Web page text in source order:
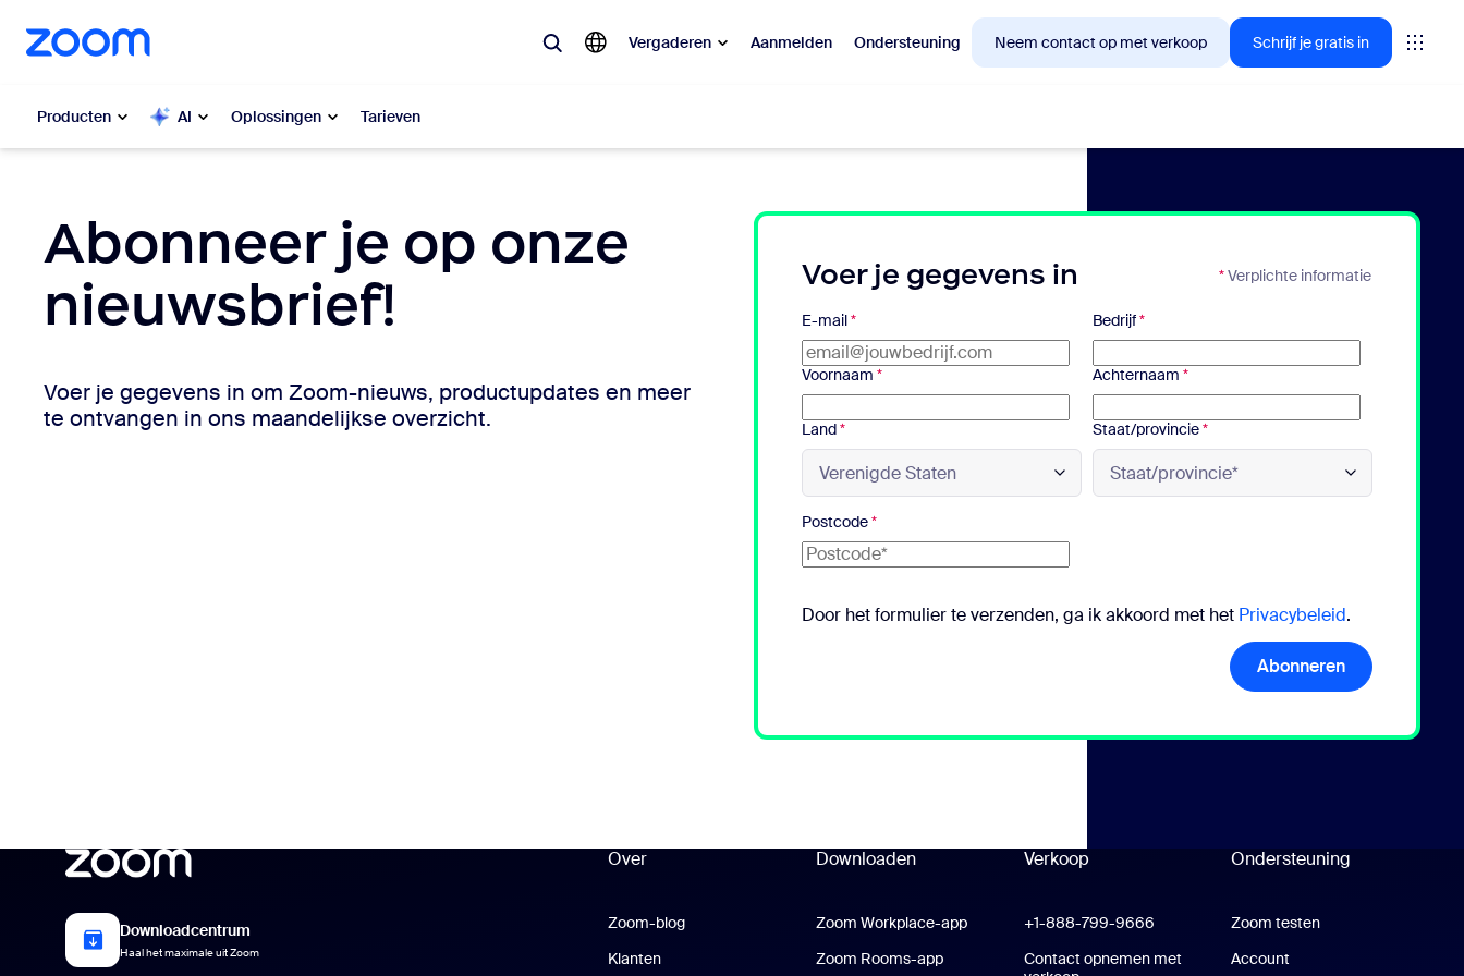
hoofdinhoud gaan
naar hulp via chat
Producten AI Oplossingen Tarieven
Vergaderen Aanmelden Ondersteuning Neem contact op met verkoop Schrijf je gratis in
Zoom Workplace
Zakelijke Zoom-diensten
Zoom AI
Wat is populair, wat is trending, wat zorgt voor buzz: de oplossingen waar Zoom-klanten nu in geïnteresseerd zijn.
Rooms
Phone
Abonneer je op onze
nieuwsbrief!
Voer je gegevens in om Zoom-nieuws, productupdates en meer
te ontvangen in ons maandelijkse overzicht.
Voer je gegevens in *Verplichte informatie
E-mail* Bedrijf*
Voornaam * Achternaam *
Land* Staat/provincie*
Postcode*
Door het formulier te verzenden, ga ik akkoord met het Privacybeleid.
Abonneren
Downloadcentrum
Haal het maximale uit Zoom
Over
Zoom-blog
Klanten
Downloaden
Zoom Workplace-appZoom Workplace-app
Zoom Rooms-appZoom Rooms-app
Verkoop
+1-888-799-9666 Klik om te bellen
Contact opnemen met
Ondersteuning
Ondersteuning
Zoom testen
Account